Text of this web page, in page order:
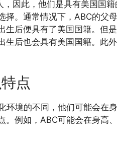
因此，他们是具有美国国
择。通常情况下，ABC的父
生后便具有了美国国籍。但
生后也会具有美国国籍。此
点
环境的不同，他们可能会在
。例如，ABC可能会在身高